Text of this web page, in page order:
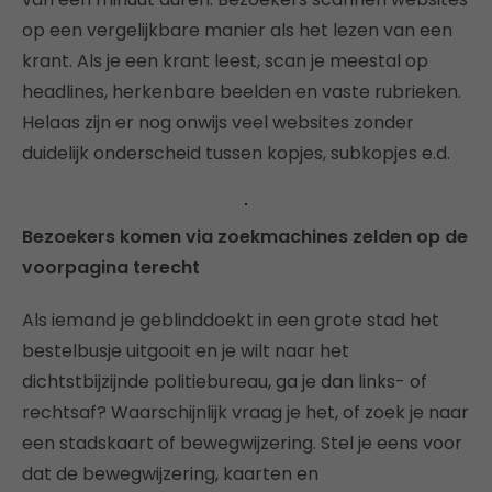
op een vergelijkbare manier als het lezen van een
krant. Als je een krant leest, scan je meestal op
headlines, herkenbare beelden en vaste rubrieken.
Helaas zijn er nog onwijs veel websites zonder
duidelijk onderscheid tussen kopjes, subkopjes e.d.
Bezoekers komen via zoekmachines zelden op de
voorpagina terecht
Als iemand je geblinddoekt in een grote stad het
bestelbusje uitgooit en je wilt naar het
dichtstbijzijnde politiebureau, ga je dan links- of
rechtsaf? Waarschijnlijk vraag je het, of zoek je naar
een stadskaart of bewegwijzering. Stel je eens voor
dat de bewegwijzering, kaarten en